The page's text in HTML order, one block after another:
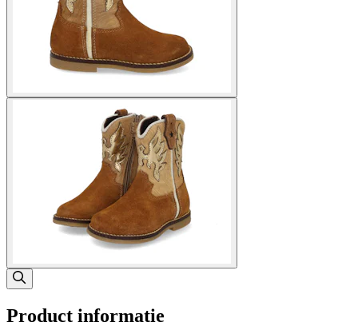
Product informatie